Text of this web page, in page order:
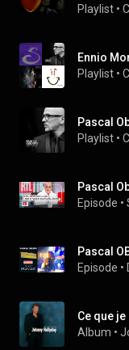
Playlist •
Ennio
Playlist •
Pascal
Playlist •
Episode •
Episode •
Ce que
Album •